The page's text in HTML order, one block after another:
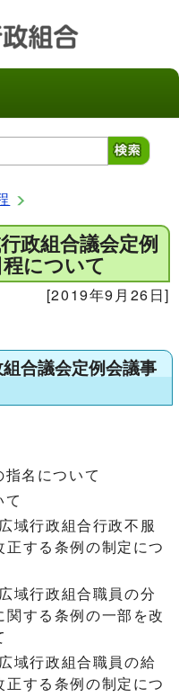
政組合議会定例
について
[2019年9月26日]
合議会定例会議事
名について
域行政組合行政不服
する条例の制定につ
域行政組合職員の分
する条例の一部を改
域行政組合職員の給
する条例の制定につ